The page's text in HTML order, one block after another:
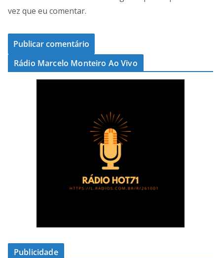
vez que eu comentar.
Rádio Marcelo Monteiro Ao Vivo
Publicidade